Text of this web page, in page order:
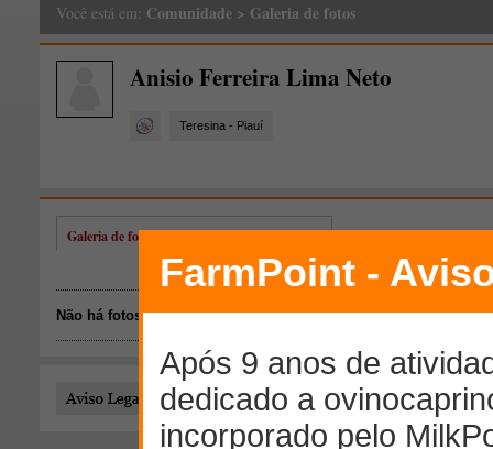
Você está em: Comunidade > Galeria de fotos
Anisio Ferreira Lima Neto
Teresina - Piauí
Galeria de fotos de Anisio Ferreira Lima Neto
Não há fotos disponíveis.
Todo o conteúdo publicado por este usuário é de